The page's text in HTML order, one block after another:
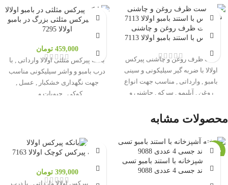
ناموجود
O'LALA
ست ظرف روغن و چاشنی
پیرکس با استند بامبو اولالا 7113
ست ظرف روغن و چاشنی پیرکس
اولالا با ضربه گیر سیلیکونی و سینی
بامبو , وارداتی , مناسب جهت انواع
روغن , آبلیمو , سرکه , چاشنی و
O'LALA
بانکه پیرکس مثلثی بزرگ در بامبو
اولالا 7295
459,000 تومان
بانکه پیرکس مثلثی اولالا وارداتی , با
درب بامبو و واشر سیلیکونی مناسب
جهت نگهداری خشکبار , عسل ,
کوکی , حبوبات و ...
محصولات مشابه
-20%
TESSIE & JESSIE
تخته آشپزخانه با استند بامبو تسی
اند جسی 4 عددی 9088
O'LALA
بانکه پیرکس کوچک اولالا 7163
399,000 تومان
بانکه پیرکس اولالا وارداتی , با درب